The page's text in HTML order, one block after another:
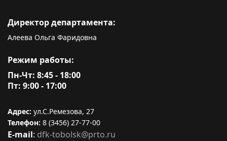
Директор департамента:
Алеева Ольга Фаридовна
Режим работы:
Пн-Чт: 8:45 - 18:00
Пт: 9:00 - 17:00
Адрес: ул.С.Ремезова, 27
Телефон: 8 (3456) 27-77-00
E-mail: dfk-tobolsk@prto.ru